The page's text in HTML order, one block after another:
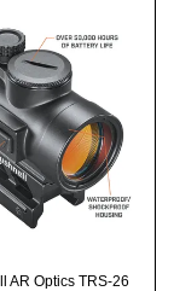
AR Optics TRS-26